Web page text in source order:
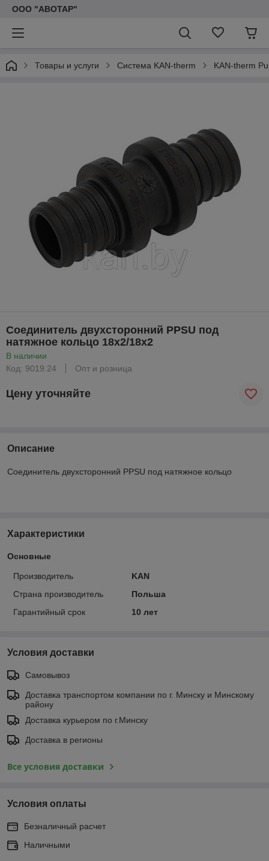
ООО "АВОТАР"
Товары и услуги Система KAN-therm KAN-therm
Соединитель двухсторонний PPSU под
натяжное кольцо 18x2/18x2
В наличии
Код: 9019.24
Опт и розница
Цену уточняйте
Описание
Соединитель двухсторонний PPSU под натяжное кольцо
Характеристики
Основные
Производитель
KAN
Страна производитель
Польша
Гарантийный срок
10 лет
Условия доставки
Самовывоз
Доставка транспортом компании по г. Минску и Минскому
району
Доставка курьером по г.Минску
Доставка в регионы
Все условия доставки
Условия оплаты
Безналичный расчет
Наличными